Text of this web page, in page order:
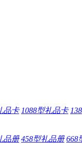
品卡 1088型礼品卡
品册 458型礼品册 668